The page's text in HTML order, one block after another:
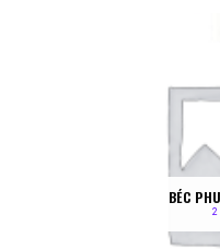
BÉC
2